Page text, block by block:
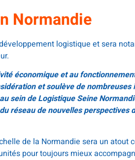
Normandie
logistique et sera
économique et au
et soulève de
sein de Logistique Seine
réseau de nouvelles perspectives
de la Normandie sera un atout
pour toujours mieux